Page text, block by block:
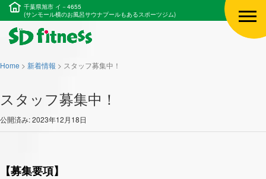
千葉県旭市 イ－4655
(サンモール横のお風呂サウナプールもあるスポーツジム)
Home > 新着情報 > スタッフ募集中！
スタッフ募集中！
公開済み: 2023年12月18日
【募集要項】